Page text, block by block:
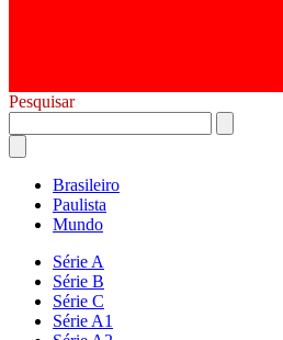
Pesquisar
Brasileiro
Paulista
Mundo
Série A
Série B
Série C
Série A1